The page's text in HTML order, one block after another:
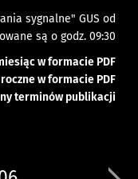
sygnalne" GUS od
są o godz. 09:30
w formacie PDF
w formacie PDF
terminów publikacji